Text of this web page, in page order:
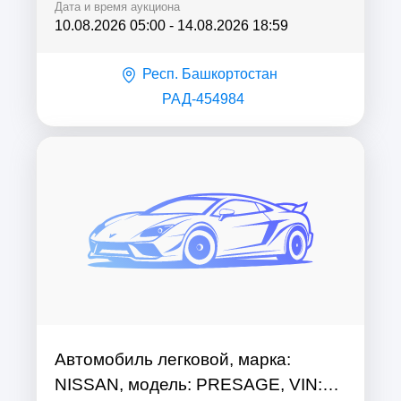
Дата и время аукциона
10.08.2026 05:00 - 14.08.2026 18:59
Респ. Башкортостан
РАД-454984
Автомобиль легковой, марка:
NISSAN, модель: PRESAGE, VIN: